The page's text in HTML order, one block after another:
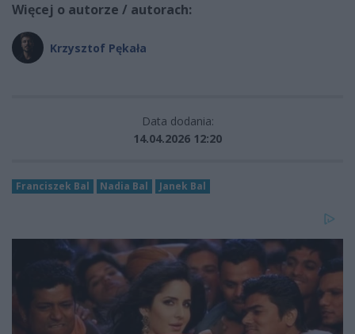
Więcej o autorze / autorach:
Krzysztof Pękała
Data dodania:
14.04.2026 12:20
Franciszek Bal Nadia Bal Janek Bal